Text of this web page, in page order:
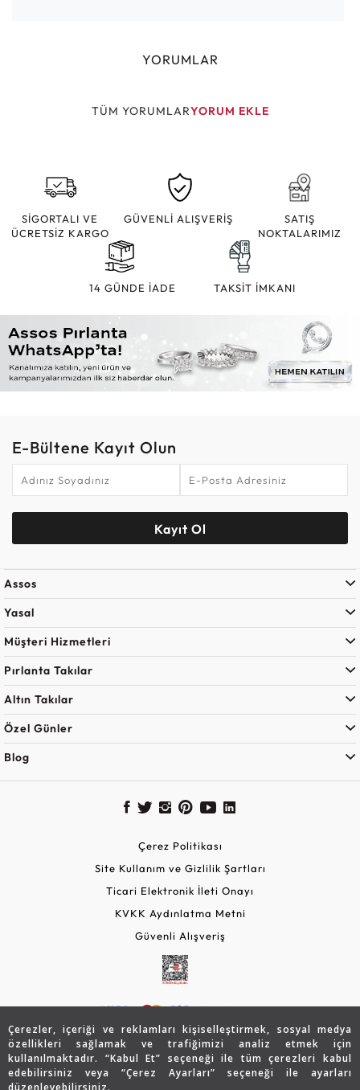
Çerezler, içeriği ve reklamları kişiselleştirmek, sosyal medya
özellikleri sağlamak ve trafiğimizi analiz etmek için
kullanılmaktadır. “Kabul Et” seçeneği ile tüm çerezleri kabul
edebilirsiniz veya “Çerez Ayarları” seçeneği ile ayarları
düzenleyebilirsiniz.
YORUMLAR
TÜM YORUMLARYORUM EKLE
SİGORTALI VE
ÜCRETSİZ KARGO
GÜVENLİ ALIŞVERİŞ
SATIŞ
NOKTALARIMIZ
14 GÜNDE İADE TAKSİT İMKANI
E-Bültene Kayıt Olun
Kayıt Ol
Assos
Yasal
Müşteri Hizmetleri
Pırlanta Takılar
Altın Takılar
Özel Günler
Blog
© 2026 Assos Diamond
Çerez Politikası
Site Kullanım ve Gizlilik Şartları
Ticari Elektronik İleti Onayı
KVKK Aydınlatma Metni
Güvenli Alışveriş